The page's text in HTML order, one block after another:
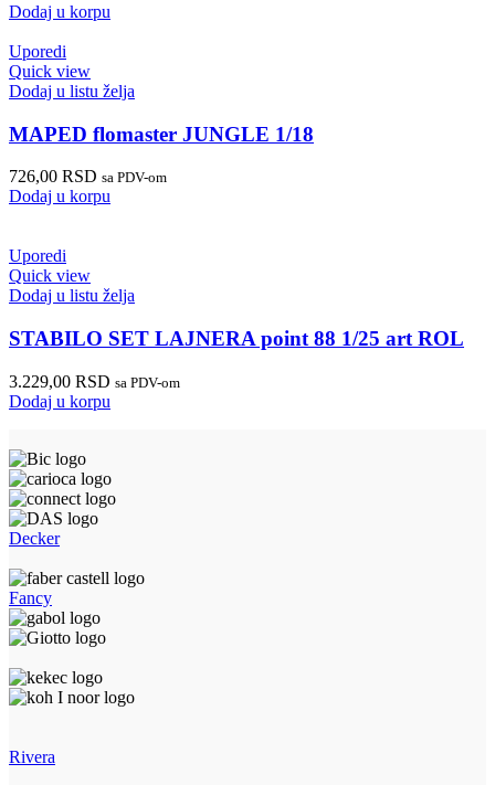
Dodaj u korpu
Uporedi
Quick view
Dodaj u listu želja
MAPED flomaster JUNGLE 1/18
726,00 RSD sa PDV-om
Dodaj u korpu
Uporedi
Quick view
Dodaj u listu želja
STABILO SET LAJNERA point 88 1/25 art ROL
3.229,00 RSD sa PDV-om
Dodaj u korpu
Decker
Fancy
Rivera